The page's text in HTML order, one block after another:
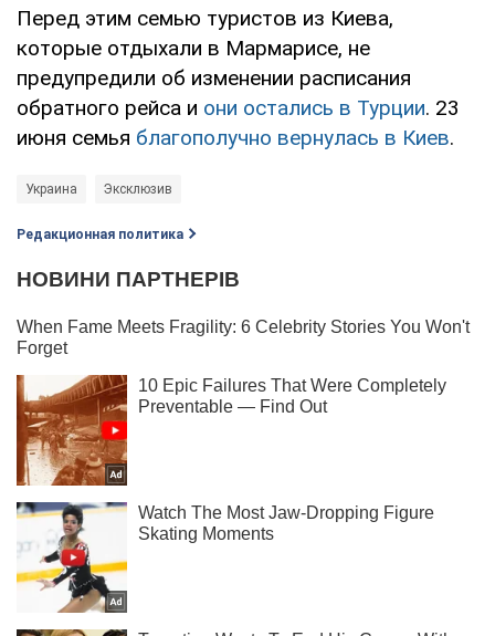
Перед этим семью туристов из Киева,
которые отдыхали в Мармарисе, не
предупредили об изменении расписания
обратного рейса и они остались в Турции. 23
июня семья благополучно вернулась в Киев.
Украина Эксклюзив
Редакционная политика